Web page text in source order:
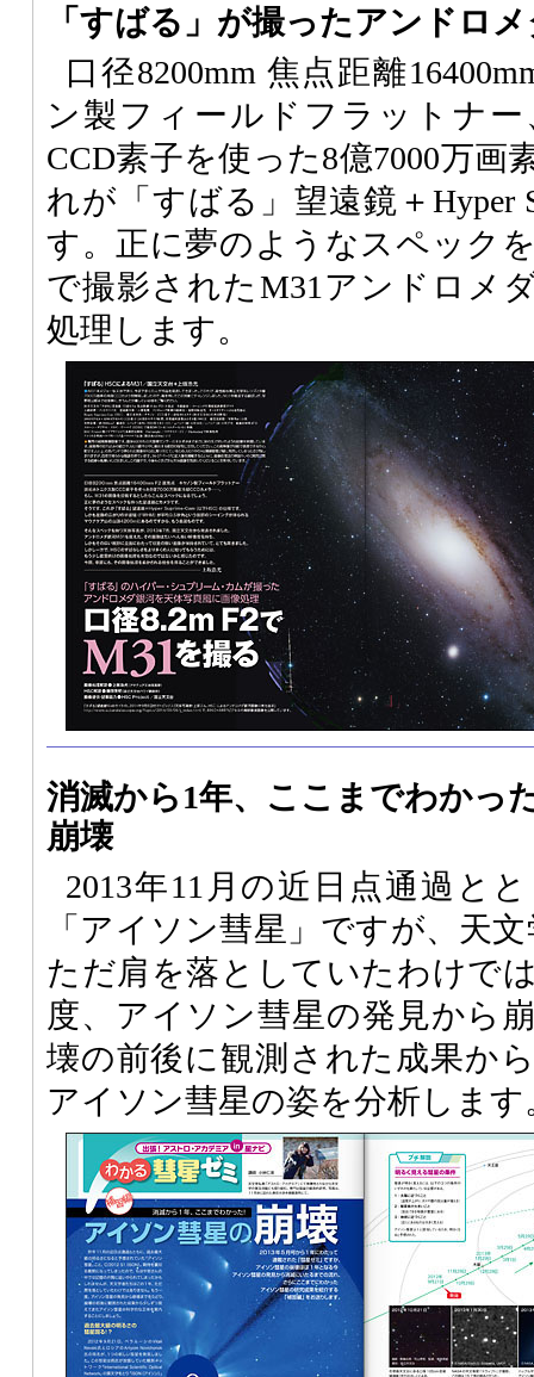
「すばる」が撮ったアンドロ
口径8200mm 焦点距離
ン製フィールドフラットナ
CCD素子を使った8億7000万画
れが「すばる」望遠鏡＋Hyper
す。正に夢のようなスペック
で撮影されたM31アンドロメ
処理します。
消滅から1年、ここまでわか
崩壊
2013年11月の近日点通過と
「アイソン彗星」ですが、天
ただ肩を落としていたわけで
度、アイソン彗星の発見から
壊の前後に観測された成果か
アイソン彗星の姿を分析します